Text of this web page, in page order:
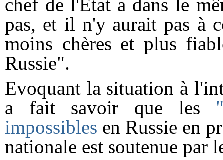
chef de l'Etat a dans le
pas, et il n'y aurait pas à
moins chères et plus
Russie".
Evoquant la situation à
a fait savoir que les
impossibles en Russie en
nationale est soutenue par